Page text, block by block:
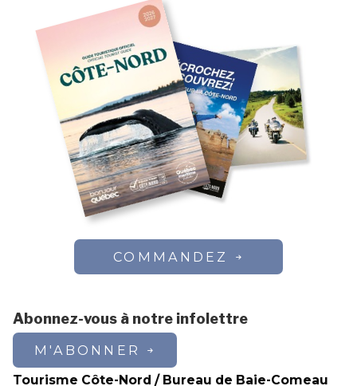
COMMANDEZ
Abonnez-vous à notre infolettre
M'ABONNER
Tourisme Côte-Nord / Bureau de Baie-Comeau